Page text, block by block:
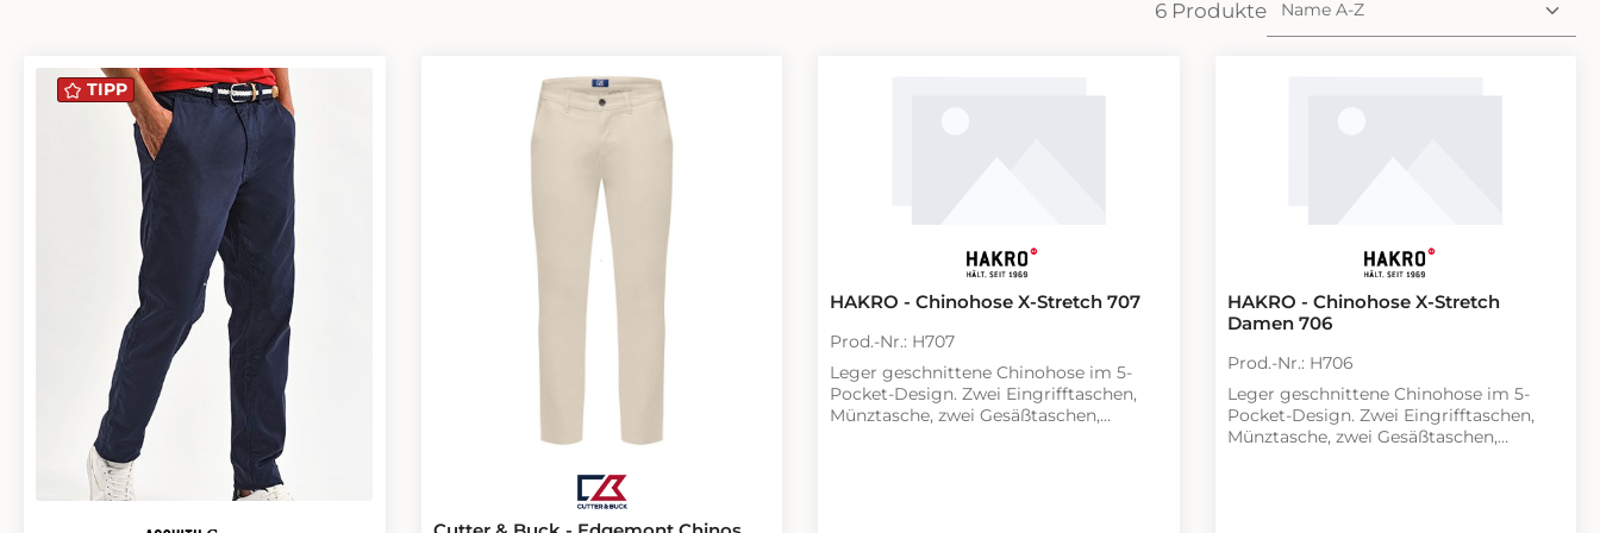
6 Produkte
TIPP
HAKRO - Chinohose X-Stretch 707
Prod.-Nr.: H707
Leger geschnittene Chinohose im 5-
Pocket-Design. Zwei Eingrifftaschen,
Münztasche, zwei Gesäßtaschen,
HAKRO - Chinohose X-Stretch
Damen 706
Prod.-Nr.: H706
Leger geschnittene Chinohose im 5-
Pocket-Design. Zwei Eingrifftaschen,
Münztasche, zwei Gesäßtaschen,